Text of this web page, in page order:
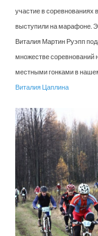
участие в
выступили на марафоне.
Виталия Мартин Руэпп
множестве соревнований
местными гонками в
Виталия Цаплина